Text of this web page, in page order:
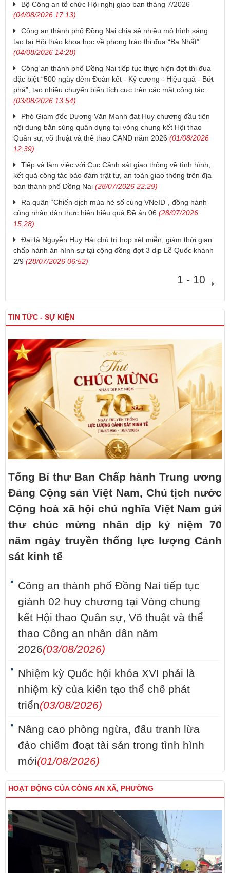
Bộ Công an tổ chức Hội nghị giao ban tháng 7/2026
(04/08/2026 17:13)
Công an thành phố Đồng Nai chia sẻ nhiều mô hình sáng
tạo tại Hội thảo khoa học về phong trào thi đua “Ba Nhất”
(04/08/2026 14:28)
Công an thành phố Đồng Nai tiếp tục thực hiện đợt thi đua
đặc biệt “500 ngày đêm Đoàn kết - Kỷ cương - Hiệu quả - Bứt
phá”, tạo nhiều chuyển biến tích cực trên các mặt công tác.
(03/08/2026 13:54)
Phó Giám đốc Dương Văn Mạnh đạt Huy chương đầu tiên
nội dung bắn súng quân dụng tại vòng chung kết Hội thao
Quân sự, võ thuật và thể thao CAND năm 2026 (01/08/2026
12:39)
Tiếp và làm việc với Cục Cảnh sát giao thông về tình hình,
kết quả công tác bảo đảm trật tự, an toàn giao thông trên địa
bàn thành phố Đồng Nai (28/07/2026 22:29)
Ra quân “Chiến dịch mùa hè số cùng VNeID”, đồng hành
cùng nhân dân thực hiện hiệu quả Đề án 06 (28/07/2026
15:28)
Đại tá Nguyễn Huy Hải chủ trì họp xét miễn, giảm thời gian
chấp hành án hình sự tại cộng đồng đợt 3 dịp Lễ Quốc khánh
2/9 (28/07/2026 06:52)
1 - 10
TIN TỨC - SỰ KIỆN
Tổng Bí thư Ban Chấp hành Trung ương
Đảng Cộng sản Việt Nam, Chủ tịch nước
Cộng hoà xã hội chủ nghĩa Việt Nam gửi
thư chúc mừng nhân dịp kỷ niệm 70
năm ngày truyền thống lực lượng Cảnh
sát kinh tế
Công an thành phố Đồng Nai tiếp tục
giành 02 huy chương tại Vòng chung
kết Hội thao Quân sự, Võ thuật và thể
thao Công an nhân dân năm
2026(03/08/2026)
Nhiệm kỳ Quốc hội khóa XVI phải là
nhiệm kỳ của kiến tạo thể chế phát
triển(03/08/2026)
Nâng cao phòng ngừa, đấu tranh lừa
đảo chiếm đoạt tài sản trong tình hình
mới(01/08/2026)
HOẠT ĐỘNG CỦA CÔNG AN XÃ, PHƯỜNG